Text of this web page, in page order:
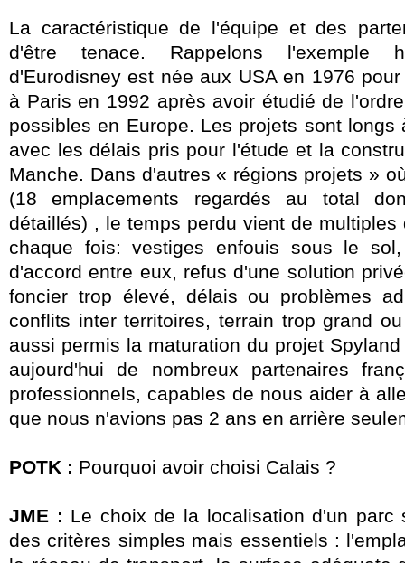
La caractéristique de l'équipe et des
d'être tenace. Rappelons l'exemple
d'Eurodisney est née aux USA en 1976
à Paris en 1992 après avoir étudié de
possibles en Europe. Les projets sont
avec les délais pris pour l'étude et la
Manche. Dans d'autres « régions projets »
(18 emplacements regardés au total
détaillés) , le temps perdu vient de
chaque fois: vestiges enfouis sous le
d'accord entre eux, refus d'une solution
foncier trop élevé, délais ou problèmes
conflits inter territoires, terrain trop grand
aussi permis la maturation du projet
aujourd'hui de nombreux partenaires
professionnels, capables de nous aider à
que nous n'avions pas 2 ans en arrière
POTK : Pourquoi avoir choisi Calais ?
JME : Le choix de la localisation d'un parc
des critères simples mais essentiels :